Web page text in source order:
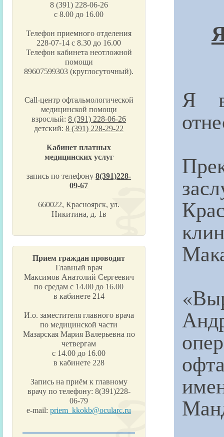
8 (391) 228-06-26
с 8.00 до 16.00
Телефон приемного отделения
228-07-14 с 8.30 до 16.00
Телефон кабинета неотложной
помощи
89607599303 (круглосуточный).
Call-центр офтальмологической
медицинской помощи
взрослый:8 (391) 228-06-26
детский:8 (391) 228-29-22
Кабинет платных
медицинских услуг
запись по телефону8(391)228-
09-67
660022, Красноярск, ул.
Никитина, д. 1в
Прием граждан проводит
Главный врач
Максимов Анатолий Сергеевич
по средам с 14.00 до 16.00
в кабинете 214
И.о. заместителя главного врача
по медицинской части
Мазарская Мария Валерьевна по
четвергам
с 14.00 до 16.00
в кабинете 228
Запись на приём к главному
врачу по телефону: 8(391)228-
06-79
e-mail:priem_kkokb@ocularc.ru
Я